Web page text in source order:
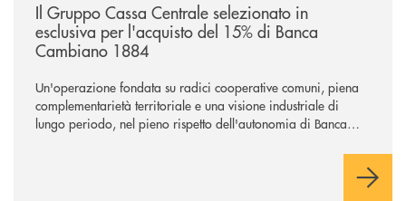
Il Gruppo Cassa Centrale selezionato in
esclusiva per l'acquisto del 15% di Banca
Cambiano 1884
Un'operazione fondata su radici cooperative comuni, piena
complementarietà territoriale e una visione industriale di
lungo periodo, nel pieno rispetto dell'autonomia di Banca
negoziazione esclusiva per la finalizzazione dell’operazione.